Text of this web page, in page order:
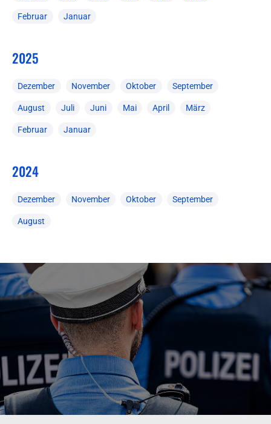
Februar Januar
2025
Dezember November Oktober September
August Juli Juni Mai April März
Februar Januar
2024
Dezember November Oktober September
August